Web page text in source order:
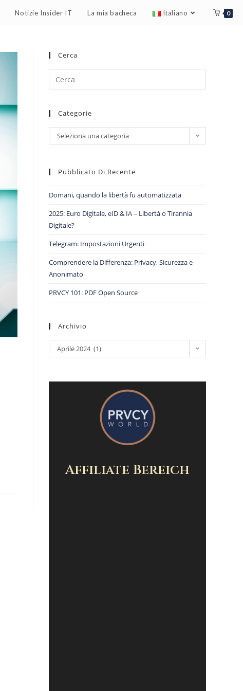
Notizie Insider IT La mia bacheca Italiano 0
Cerca
Categorie
Seleziona una categoria
Pubblicato Di Recente
Domani, quando la libertà fu automatizzata
2025: Euro Digitale, eID & IA – Libertà o Tirannia
Digitale?
Telegram: Impostazioni Urgenti
Comprendere la Differenza: Privacy, Sicurezza e
Anonimato
PRVCY 101: PDF Open Source
Archivio
Aprile 2024 (1)
Affiliate Bereich